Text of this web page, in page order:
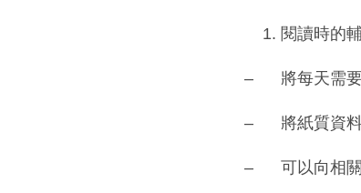
閱讀時的
– 將每天需要
– 將紙質資料
– 可以向相關